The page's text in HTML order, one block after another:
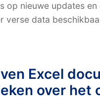
op nieuwe updates
data
Excel
over het